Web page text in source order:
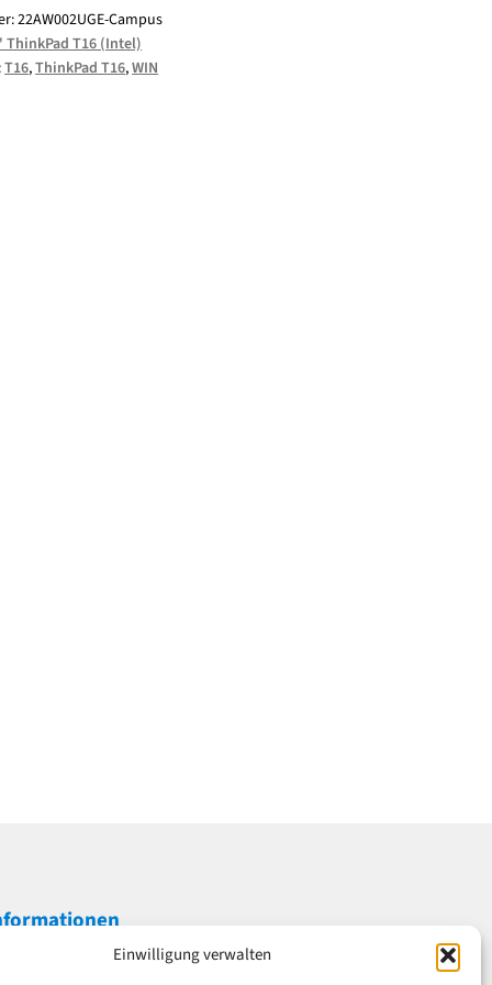
Einwilligung verwalten
22AW002UGE-Campus
ThinkPad T16 (Intel)
T16,ThinkPad T16,WIN